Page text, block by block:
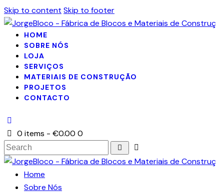
Skip to content Skip to footer
HOME
SOBRE NÓS
LOJA
SERVIÇOS
MATERIAIS DE CONSTRUÇÃO
PROJETOS
CONTACTO
0 items - €0.00 0
Search
Home
Sobre Nós